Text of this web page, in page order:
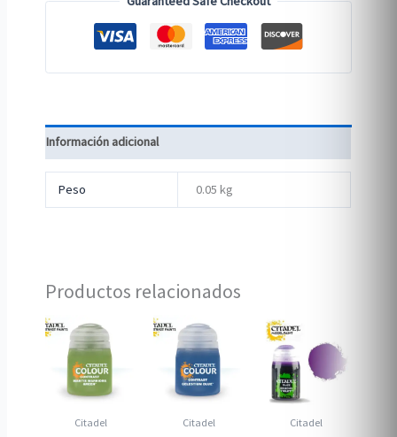
Información adicional
Peso 0.05 kg
Productos relacionados
Citadel Citadel Citadel